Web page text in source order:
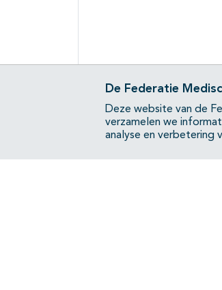
De Federatie
Deze website van de
verzamelen we
analyse en verbetering